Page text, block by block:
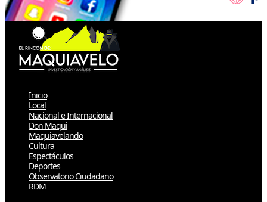
Inicio
Local
Nacional e Internacional
Don Maqui
Maquiavelando
Cultura
Espectáculos
Deportes
Observatorio Ciudadano
RDM